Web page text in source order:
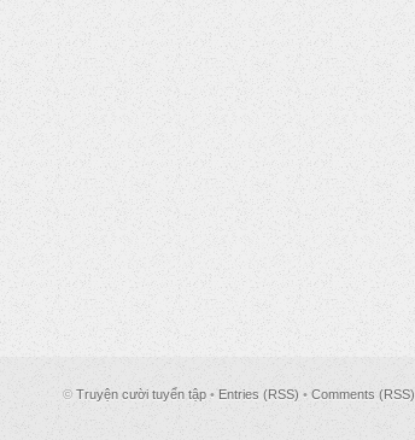
© Truyện cười tuyển tập • Entries (RSS) • Comments (RSS)